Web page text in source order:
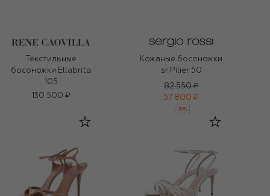
Текстильные
босоножки Ellabrita
105
130 500 ₽
Кожаные босоножки
sr Pilier 50
82 550 ₽
57 800 ₽
-30%